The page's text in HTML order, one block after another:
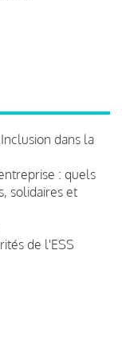
dans la
: quels
solidaires et
de l'ESS